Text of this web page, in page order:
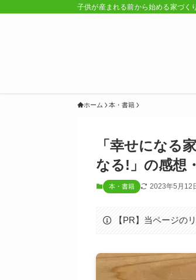
子供が産まれる前から始める家づくり
ホーム 本・書籍
「幸せになる
なる!」の感想
本・書籍 2023年5月12
【PR】当ページの